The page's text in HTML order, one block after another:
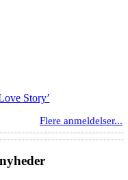
Story’
Flere anmeldelser...